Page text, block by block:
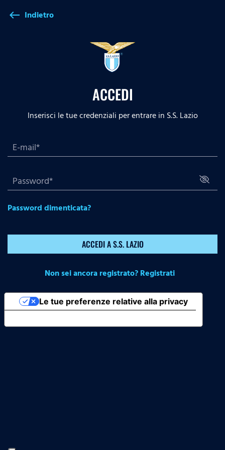
west Indietro
ACCEDI
Inserisci le tue credenziali per entrare in S.S. Lazio
Password dimenticata?
ACCEDI A S.S. LAZIO
Non sei ancora registrato? Registrati
Le tue preferenze relative alla privacy